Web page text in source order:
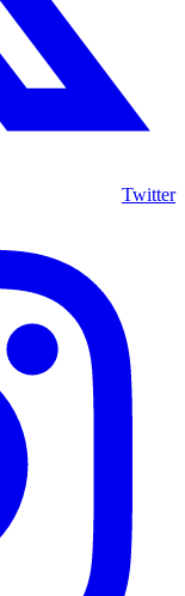
Twitter